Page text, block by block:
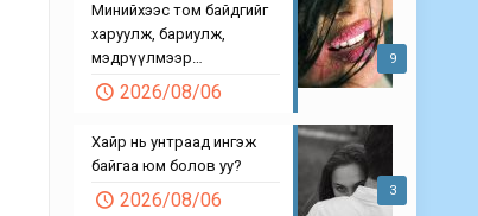
9
Минийхээс том байдгийг
харуулж, бариулж,
мэдрүүлмээр…
2026/08/06
3
Хайр нь унтраад ингэж
байгаа юм болов уу?
2026/08/06